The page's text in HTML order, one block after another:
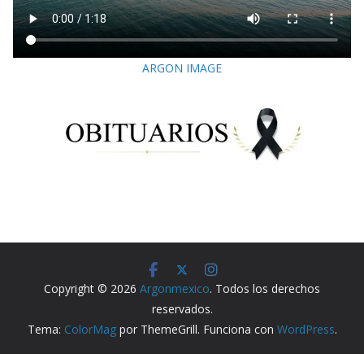
ARGON IMAGE
Copyright © 2026 Argonmexico. Todos los derechos
reservados.
Tema: ColorMagpor ThemeGrill. Funciona con WordPress.